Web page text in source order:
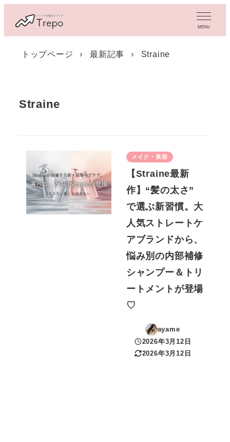
MENU
トップページ 最新記事 Straine
Straine
メイク・美容
【Straine最新
作】“髪の太さ”
で選ぶ新習慣。大
人気ストレートケ
アブランドから、
悩み別の内部補修
シャンプー＆トリ
ートメントが登場
♡
ayame
投稿日
2026年3月12日
更新日
2026年3月12日